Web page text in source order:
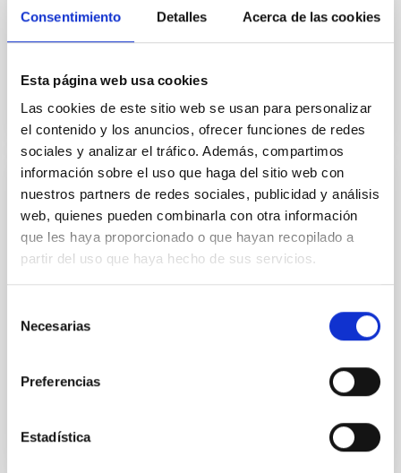
Consentimiento Detalles Acerca de las cookies
Esta página web usa cookies
Las cookies de este sitio web se usan para personalizar
el contenido y los anuncios, ofrecer funciones de redes
sociales y analizar el tráfico. Además, compartimos
información sobre el uso que haga del sitio web con
nuestros partners de redes sociales, publicidad y análisis
web, quienes pueden combinarla con otra información
que les haya proporcionado o que hayan recopilado a
partir del uso que haya hecho de sus servicios.
Necesarias
Preferencias
Estadística
orbitando en lo que se conocen como sistemas
PUBLICACIÓN
Zero-metallicity Hypernova Uncovered by
an Ultra-metal-poor Star in the Sculptor
Dwarf Spheroidal Galaxy
so far escaped discovery, their nature, and that of